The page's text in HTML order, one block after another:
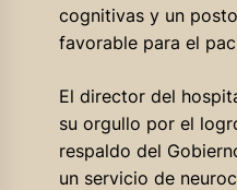
cognitivas y un
favorable para el
El director del
su orgullo por el
respaldo del
un servicio de